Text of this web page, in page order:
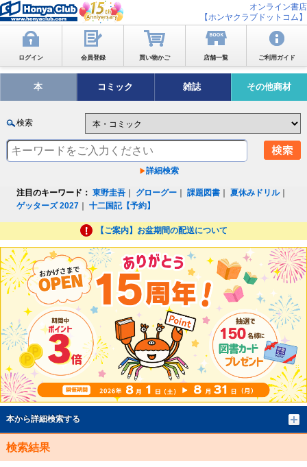
オンライン書店
【ホンヤクラブドットコム】
ログイン 会員登録 買い物かご 店舗一覧 ご利用ガイド
本 コミック 雑誌 その他商材
検索
詳細検索
注目のキーワード： 東野圭吾 グローグー ｜課題図書 ｜夏休みドリル｜
ゲッターズ 2027 ｜十二国記【予約】
【ご案内】お盆期間の配送について
本から詳細検索する
検索結果